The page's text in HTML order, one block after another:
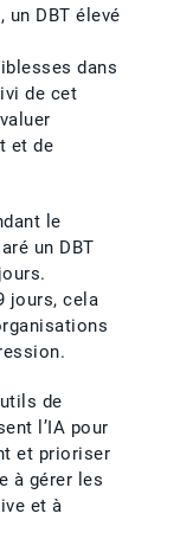
DBT élevé
dans
de cet
et de
le
un DBT
jours, cela
de
l’IA pour
et prioriser
à gérer les
et à